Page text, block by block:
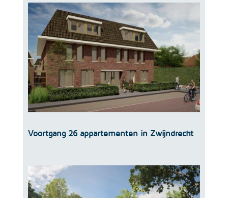
Voortgang 26 appartementen in Zwijndrecht